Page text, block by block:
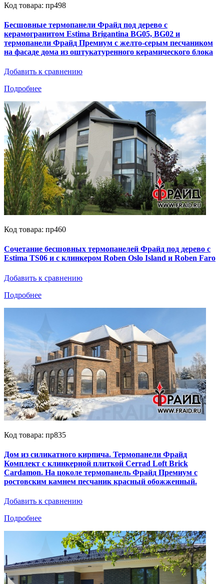
Код товара: пр498
Бесшовные термопанели Фрайд под дерево с
керамогранитом Estima Brigantina BG05, BG02 и
термопанели Фрайд Премиум с желто-серым песчаником
на фасаде дома из оштукатуренного керамического блока
Добавить к сравнению
Подробнее
Код товара: пр460
Сочетание бесшовных термопанелей Фрайд под дерево с
Estima TS06 и с клинкером Roben Oslo Island и Roben Faro
Добавить к сравнению
Подробнее
Код товара: пр835
Дом из силикатного кирпича. Термопанели Фрайд
Комплект с клинкерной плиткой Cerrad Loft Brick
Cardamon. На цоколе термопанель Фрайд Премиум с
ростовским камнем песчаник красный обожженный.
Добавить к сравнению
Подробнее